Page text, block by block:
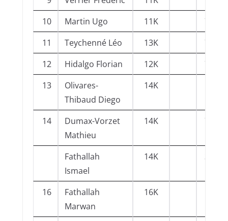
10
Martin Ugo 11K
73Ch
11
Teychenné Léo 13K
74An
12
Hidalgo Florian 12K
73Ch
13
Olivares-
Thibaud Diego
14K
14
Dumax-Vorzet
Mathieu
14K 73Ch
Fathallah
Ismael
14K 38CA
16
Fathallah
Marwan
16K